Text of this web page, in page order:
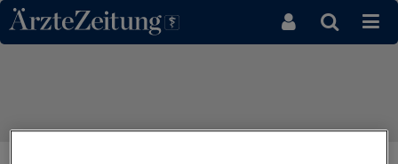
Direkt zum Inhaltsbereich